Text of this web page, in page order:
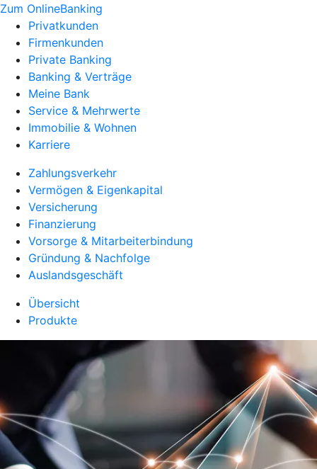
Zum OnlineBanking
Privatkunden
Firmenkunden
Private Banking
Banking & Verträge
Meine Bank
Service & Mehrwerte
Immobilie & Wohnen
Karriere
Zahlungsverkehr
Vermögen & Eigenkapital
Versicherung
Finanzierung
Vorsorge & Mitarbeiterbindung
Gründung & Nachfolge
Auslandsgeschäft
Übersicht
Produkte